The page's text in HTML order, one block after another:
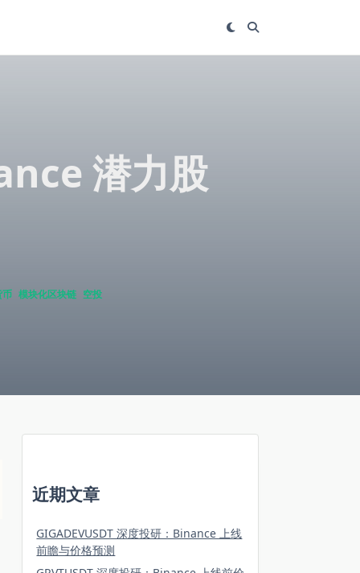
潜力股
模块化区块链 空投
近期文章
GIGADEVUSDT 深度投研：Binance 上线
前瞻与价格预测